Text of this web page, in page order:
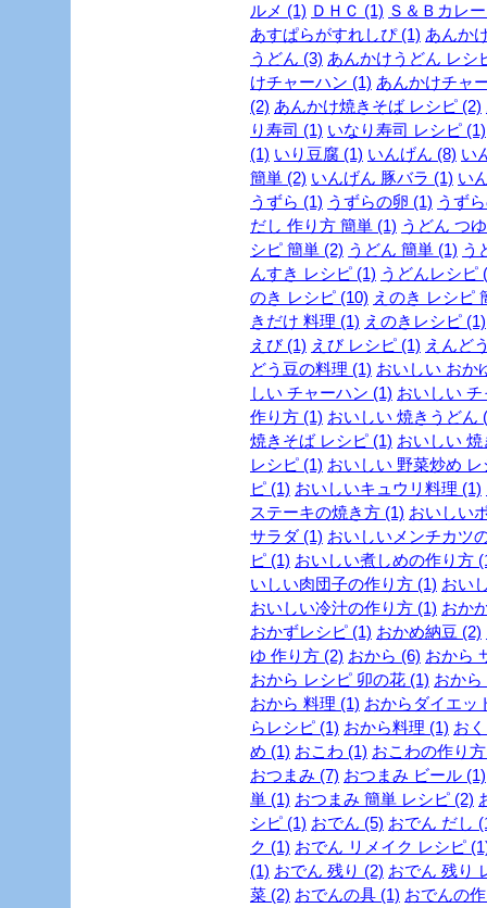
ルメ (1) ＤＨＣ (1) Ｓ＆Ｂカレ
あすぱらがすれしぴ (1) あんか
うどん (3) あんかけうどん レシ
けチャーハン (1) あんかけチャ
(2) あんかけ焼きそば レシピ (2)
り寿司 (1) いなり寿司 レシピ (1)
(1) いり豆腐 (1) いんげん (8) い
簡単 (2) いんげん 豚バラ (1) い
うずら (1) うずらの卵 (1) うず
だし 作り方 簡単 (1) うどん つ
シピ 簡単 (2) うどん 簡単 (1) う
んすき レシピ (1) うどんレシピ
のき レシピ (10) えのき レシピ
きだけ 料理 (1) えのきレシピ (1)
えび (1) えび レシピ (1) えんど
どう豆の料理 (1) おいしい おか
しい チャーハン (1) おいしい
作り方 (1) おいしい 焼きうどん
焼きそば レシピ (1) おいしい
レシピ (1) おいしい 野菜炒め レ
ピ (1) おいしいキュウリ料理 (1)
ステーキの焼き方 (1) おいしい
サラダ (1) おいしいメンチカツ
ピ (1) おいしい煮しめの作り方
いしい肉団子の作り方 (1) おい
おいしい冷汁の作り方 (1) おか
おかずレシピ (1) おかめ納豆 (2)
ゆ 作り方 (2) おから (6) おから
おから レシピ 卯の花 (1) おから
おから 料理 (1) おからダイエッ
らレシピ (1) おから料理 (1) お
め (1) おこわ (1) おこわの作り
おつまみ (7) おつまみ ビール (1)
単 (1) おつまみ 簡単 レシピ (2)
シピ (1) おでん (5) おでん だし
ク (1) おでん リメイク レシピ
(1) おでん 残り (2) おでん 残り
菜 (2) おでんの具 (1) おでんの